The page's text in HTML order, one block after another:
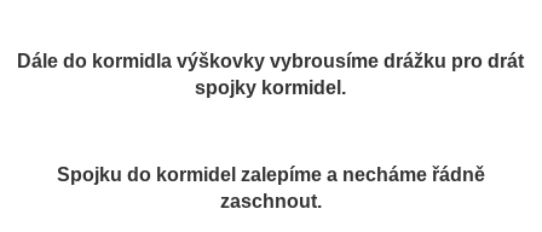
Dále do kormidla výškovky vybrousíme drážku pro drát
spojky kormidel.
Spojku do kormidel zalepíme a necháme řádně
zaschnout.